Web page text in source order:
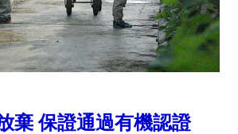
棄 保證通過有機認證